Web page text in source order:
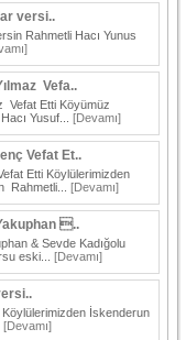
versi..
Rahmetli Hacı Yunus
Vefa..
Vefat Etti Köyümüz
Yusuf...[Devamı]
Vefat Et..
Etti Köylülerimizden
Rahmetli...[Devamı]
..
& Sevde Kadığolu
eski...[Devamı]
Köylülerimizden İskenderun
[Devamı]